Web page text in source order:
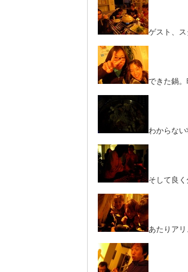
ゲスト、
できた鍋
わからない
そして良
あたりアリ